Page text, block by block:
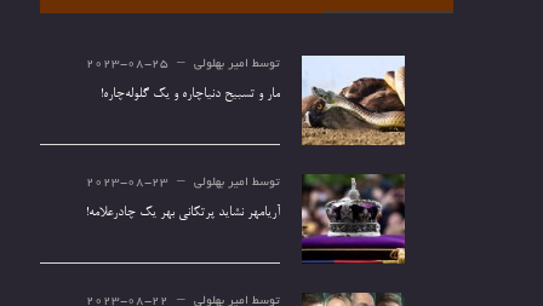
توسط امیر بهلولی 2023-08-25
مار و تسبیح دنیاچاره و یک گلوله‌چاره!
توسط امیر بهلولی 2023-08-23
آریامهر نشاید پرتکانی بهر یک چادرعلامه!
توسط امیر بهلولی 2023-08-22